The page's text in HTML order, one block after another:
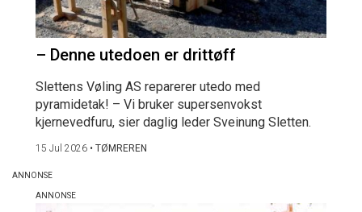
– Denne utedoen er drittøff
Slettens Vøling AS reparerer utedo med
pyramidetak! – Vi bruker supersenvokst
kjernevedfuru, sier daglig leder Sveinung Sletten.
15 Jul 2026 • TØMREREN